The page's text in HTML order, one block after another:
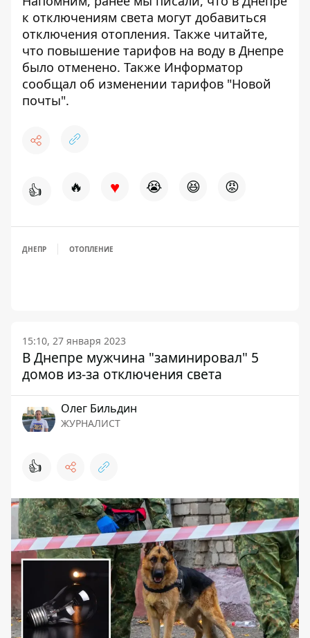
к отключениям света могут добавиться
отключения отопления. Также читайте,
что повышение тарифов на воду в Днепре
было отменено. Также Информатор
сообщал об изменении тарифов "Новой
почты".
👍 🔥 ♥ 😭 😆 😡
ДНЕПР ОТОПЛЕНИЕ
15:10, 27 января 2023
В Днепре мужчина "заминировал" 5
домов из-за отключения света
Олег Бильдин
ЖУРНАЛИСТ
👍